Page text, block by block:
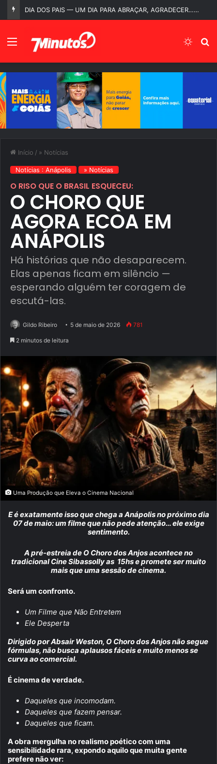
Primeira Trilha Poética reúne literatura, música e cultura no Centro Histórico de Corumbá de Goiás
Menu
Início / » Notícias
Notícias : Anápolis » Notícias
O RISO QUE O BRASIL ESQUECEU:
O CHORO QUE
AGORA ECOA EM
ANÁPOLIS
Há histórias que não desaparecem.
Elas apenas ficam em silêncio —
esperando alguém ter coragem de
escutá-las.
Gildo Ribeiro 5 de maio de 2026 781
2 minutos de leitura
Uma Produção que Eleva o Cinema Nacional
E é exatamente isso que chega a Anápolis no próximo dia
07 de maio: um filme que não pede atenção… ele exige
sentimento.
A pré-estreia de O Choro dos Anjos acontece no
tradicional Cine Sibassolly as 15hs e promete ser muito
mais que uma sessão de cinema.
Será um confronto.
Um Filme que Não Entretem
Ele Desperta
Dirigido por Absair Weston, O Choro dos Anjos não segue
fórmulas, não busca aplausos fáceis e muito menos se
curva ao comercial.
É cinema de verdade.
Daqueles que incomodam.
Daqueles que fazem pensar.
Daqueles que ficam.
A obra mergulha no realismo poético com uma
sensibilidade rara, expondo aquilo que muita gente
prefere não ver: